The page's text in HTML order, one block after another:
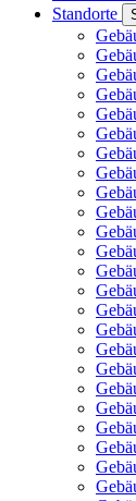
Standorte